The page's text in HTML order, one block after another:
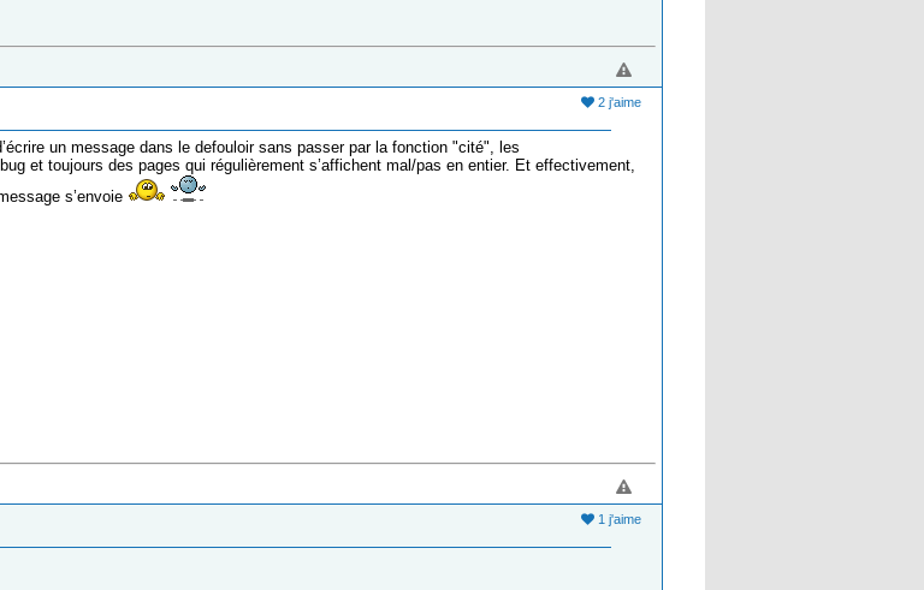
2 j'aime
un message dans le defouloir sans passer par la fonction "cité", les
et toujours des pages qui régulièrement s’affichent mal/pas en entier. Et effectivement,
s’envoie
1 j'aime